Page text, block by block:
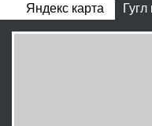
Яндекс карта Гугл